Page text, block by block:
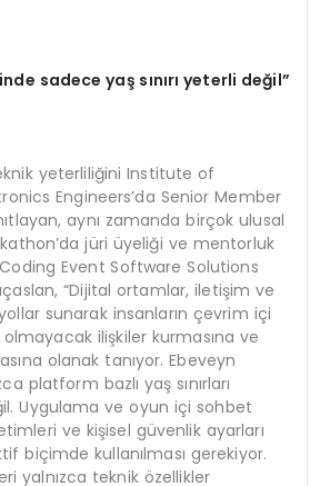
sadece yaş sınırı yeterli değil”
yeterliliğini Institute of
Engineers’da Senior Member
aynı zamanda birçok ulusal
jüri üyeliği ve mentorluk
Event Software Solutions
“Dijital ortamlar, iletişim ve
sunarak insanların çevrim içi
ilişkiler kurmasına ve
olanak tanıyor. Ebeveyn
platform bazlı yaş sınırları
Uygulama ve oyun içi sohbet
ve kişisel güvenlik ayarları
biçimde kullanılması gerekiyor.
yalnızca teknik özellikler